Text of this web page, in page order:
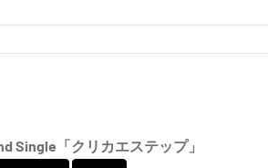
Single「クリカエステップ」